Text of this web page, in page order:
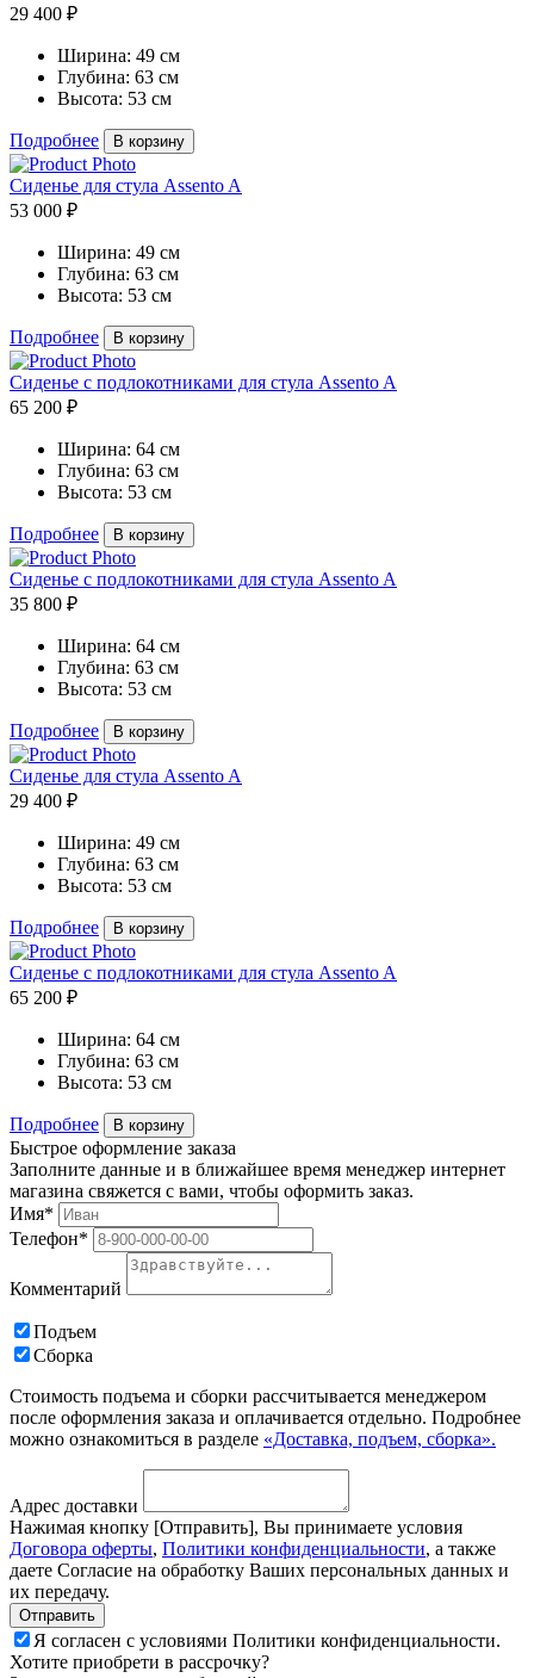
29 400 ₽
Ширина: 49 см
Глубина: 63 см
Высота: 53 см
Подробнее В корзину
Сиденье для стула Assento A
53 000 ₽
Ширина: 49 см
Глубина: 63 см
Высота: 53 см
Подробнее В корзину
Сиденье с подлокотниками для стула Assento A
65 200 ₽
Ширина: 64 см
Глубина: 63 см
Высота: 53 см
Подробнее В корзину
Сиденье с подлокотниками для стула Assento A
35 800 ₽
Ширина: 64 см
Глубина: 63 см
Высота: 53 см
Подробнее В корзину
Сиденье для стула Assento A
29 400 ₽
Ширина: 49 см
Глубина: 63 см
Высота: 53 см
Подробнее В корзину
Сиденье с подлокотниками для стула Assento A
65 200 ₽
Ширина: 64 см
Глубина: 63 см
Высота: 53 см
Подробнее В корзину
Быстрое оформление заказа
Заполните данные и в ближайшее время менеджер интернет
магазина свяжется с вами, чтобы оформить заказ.
Имя*
Телефон*
Комментарий
Подъем
Сборка
Стоимость подъема и сборки рассчитывается менеджером
после оформления заказа и оплачивается отдельно. Подробнее
можно ознакомиться в разделе «Доставка, подъем, сборка».
Адрес доставки
Нажимая кнопку [Отправить], Вы принимаете условия
Договора оферты, Политики конфиденциальности, а также
даете Согласие на обработку Ваших персональных данных и
их передачу.
Я согласен с условиями Политики конфиденциальности.
Хотите приобрети в рассрочку?